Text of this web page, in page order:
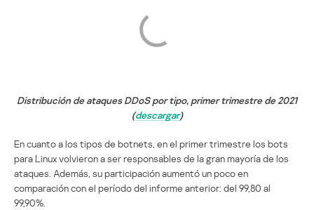
Distribución de ataques DDoS por tipo, primer trimestre de 2021
(descargar)
En cuanto a los tipos de botnets, en el primer trimestre los bots
para Linux volvieron a ser responsables de la gran mayoría de los
ataques. Además, su participación aumentó un poco en
comparación con el período del informe anterior: del 99,80 al
99,90%.